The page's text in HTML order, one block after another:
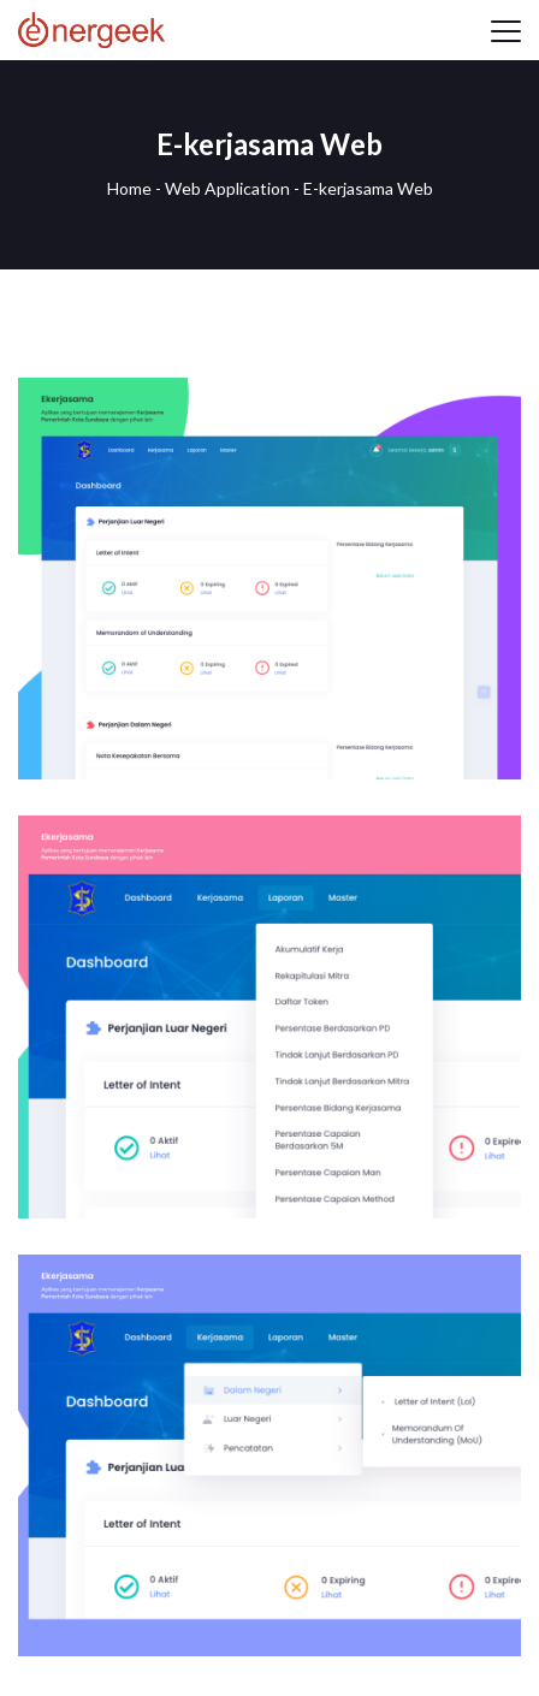
E-kerjasama Web
Home- Web Application - E-kerjasama Web